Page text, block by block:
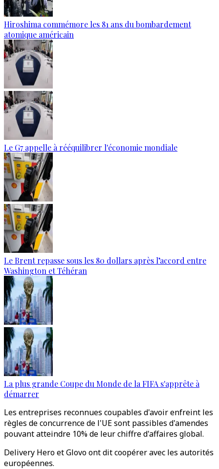
Hiroshima commémore les 81 ans du bombardement
atomique américain
Le G7 appelle à rééquilibrer l'économie mondiale
Le Brent repasse sous les 80 dollars après l’accord entre
Washington et Téhéran
La plus grande Coupe du Monde de la FIFA s'apprête à
démarrer
Les entreprises reconnues coupables d'avoir enfreint les
règles de concurrence de l'UE sont passibles d'amendes
pouvant atteindre 10% de leur chiffre d'affaires global.
Delivery Hero et Glovo ont dit coopérer avec les autorités
européennes.